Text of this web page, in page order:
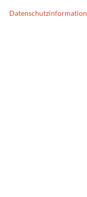
Datenschutzinformation